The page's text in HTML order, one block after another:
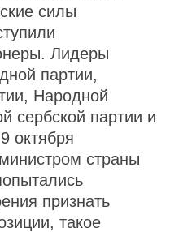
силы
Лидеры
партии,
Народной
сербской партии и
октября
страны
признать
такое